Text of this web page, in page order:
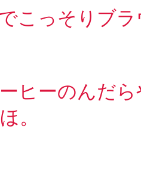
こっそりブ
ヒーのんだ
。